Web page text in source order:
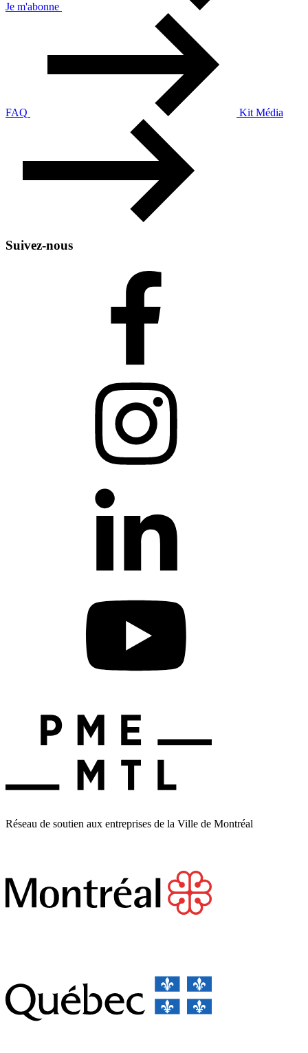
Je m'abonne
FAQ Kit Média
Suivez-nous
Réseau de soutien aux entreprises de la Ville de Montréal